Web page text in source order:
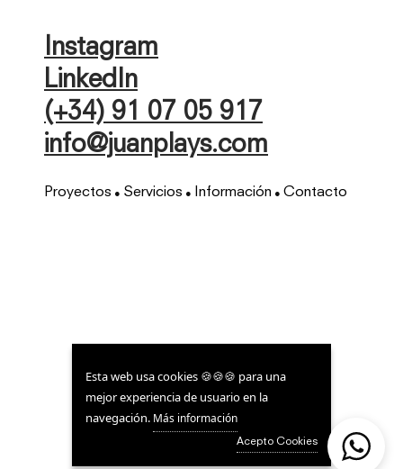
Instagram
LinkedIn
(+34) 91 07 05 917
info@juanplays.com
Proyectos ● Servicios ● Información ● Contacto
Esta web usa cookies 🍪🍪🍪 para una
mejor experiencia de usuario en la
navegación. Más información
Acepto Cookies